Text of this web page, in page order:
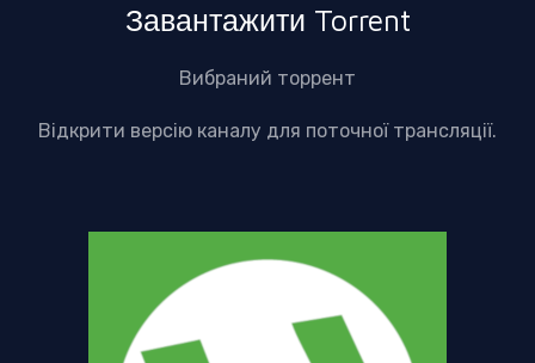
Завантажити Torrent
Вибраний торрент
Відкрити версію каналу для поточної трансляції.